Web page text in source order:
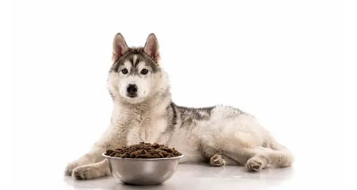
Thông tin về khách sạn,
spa cho thú cưng
Thông tin về mèo
Chính sách mua hàng Chính sách vận chuyển